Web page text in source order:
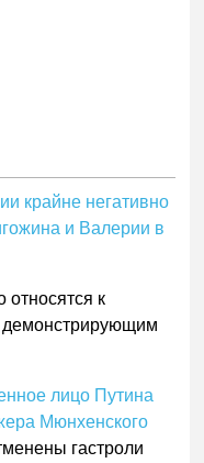
крайне негативно
и Валерии в
относятся к
демонстрирующим
лицо Путина
Мюнхенского
гастроли